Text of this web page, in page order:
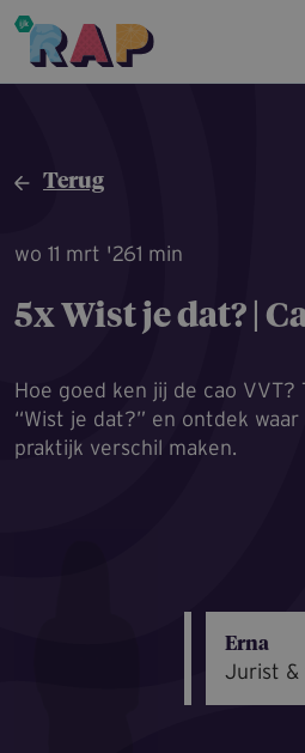
Overslaan en naar de inhoud
Terug
wo 11 mrt '261 min
5x Wist je dat? |
Hoe goed ken jij de cao
“Wist je dat?” en ontdek
praktijk verschil maken.
Erna
Jurist &